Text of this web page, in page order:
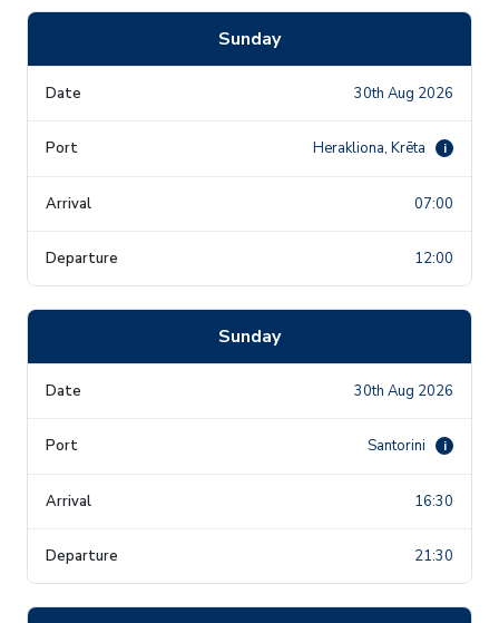
Sunday
30th Aug 2026
Herakliona, Krēta i
07:00
12:00
Sunday
30th Aug 2026
Santorini i
16:30
21:30